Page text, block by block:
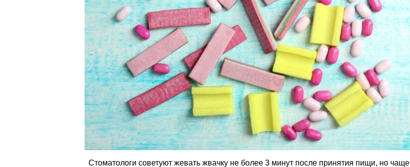
Стоматологи советуют жевать жвачку не более 3 минут после принятия пищи, но чаще